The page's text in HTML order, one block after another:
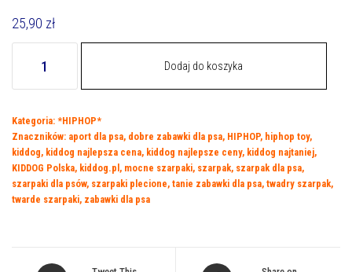
25,90 zł
A06021
Dziki
leżący
40
cm,
pluszowy
Dodaj do koszyka
Kategoria: *HIPHOP*
Znaczników: aport dla psa, dobre zabawki dla psa, HIPHOP, hiphop toy,
kiddog, kiddog najlepsza cena, kiddog najlepsze ceny, kiddog najtaniej,
KIDDOG Polska, kiddog.pl , mocne szarpaki, szarpak, szarpak dla psa,
szarpaki dla psów, szarpaki plecione, tanie zabawki dla psa, twadry szarpak,
twarde szarpaki, zabawki dla psa